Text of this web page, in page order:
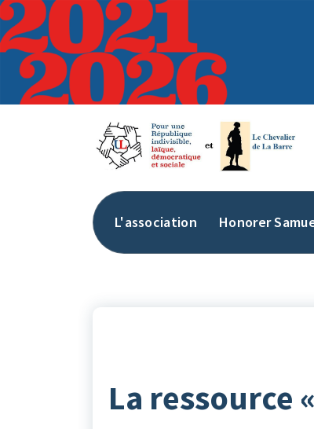
Aller
au
contenu
L'association Honorer
La ressource